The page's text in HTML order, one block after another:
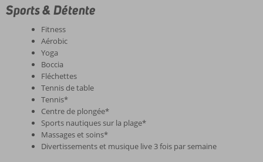
Sports & Détente
Fitness
Aérobic
Yoga
Boccia
Fléchettes
Tennis de table
Tennis*
Centre de plongée*
Sports nautiques sur la plage*
Massages et soins*
Divertissements et musique live 3 fois par semaine